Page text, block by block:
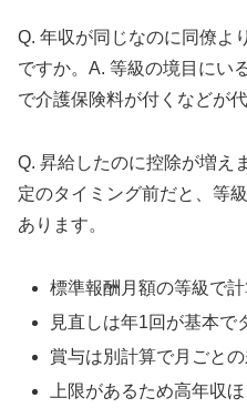
Q. 年収が同じなのに同僚よ
ですか。A. 等級の境目にい
で介護保険料が付くなどが代
Q. 昇給したのに控除が増え
定のタイミング前だと、等
あります。
標準報酬月額の等級で
見直しは年1回が基本で
賞与は別計算で月ごと
上限があるため高年収